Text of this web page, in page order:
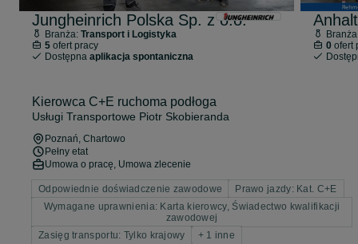
Jungheinrich Polska Sp. z o.o.
Branża: Transport i Logistyka
5ofert pracy
Dostępna aplikacja spontaniczna
0 ofert
Kierowca C+E ruchoma podłoga
Usługi Transportowe Piotr Skobieranda
Poznań, Chartowo
Pełny etat
Umowa o pracę, Umowa zlecenie
Odpowiednie doświadczenie zawodowe
Prawo jazdy: Kat. C+E
Wymagane uprawnienia: Karta kierowcy, Świadectwo kwalifikacji
zawodowej
Zasięg transportu: Tylko krajowy
+ 1 inne